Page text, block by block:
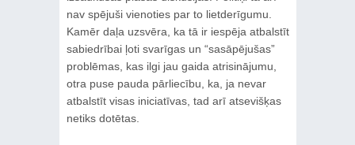
nav spējuši vienoties par to lietderīgumu.
Kamēr daļa uzsvēra, ka tā ir iespēja atbalstīt
sabiedrībai ļoti svarīgas un “sasāpējušas”
problēmas, kas ilgi jau gaida atrisinājumu,
otra puse pauda pārliecību, ka, ja nevar
atbalstīt visas iniciatīvas, tad arī atsevišķas
netiks dotētas.